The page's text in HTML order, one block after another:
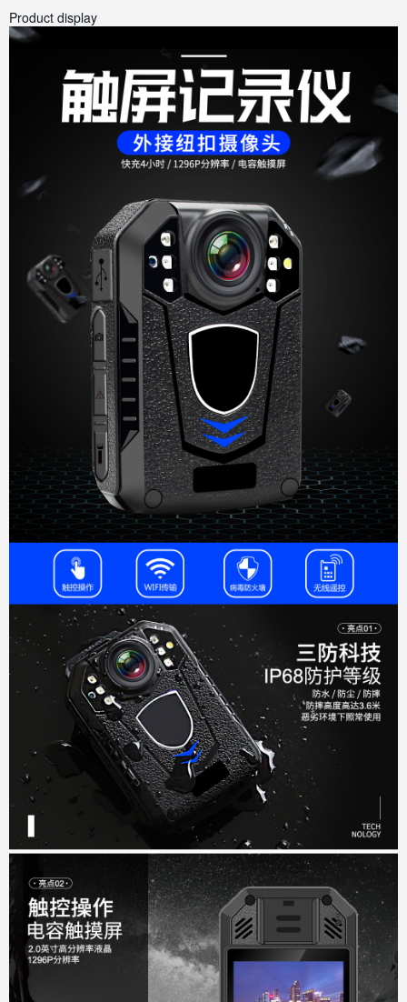
Product display